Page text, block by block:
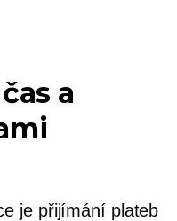
a
je přijímání plateb